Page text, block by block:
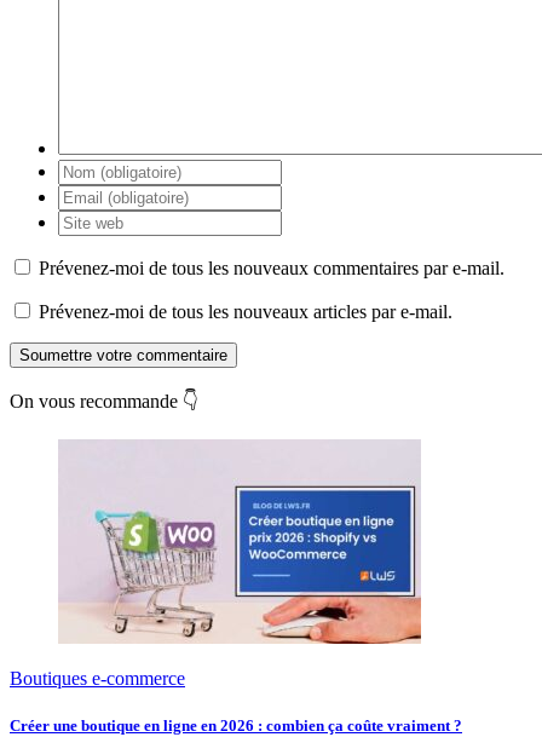
Prévenez-moi de tous les nouveaux commentaires par e-mail.
Prévenez-moi de tous les nouveaux articles par e-mail.
Soumettre votre commentaire
On vous recommande 👇
Boutiques e-commerce
Créer une boutique en ligne en 2026 : combien ça coûte vraiment ?